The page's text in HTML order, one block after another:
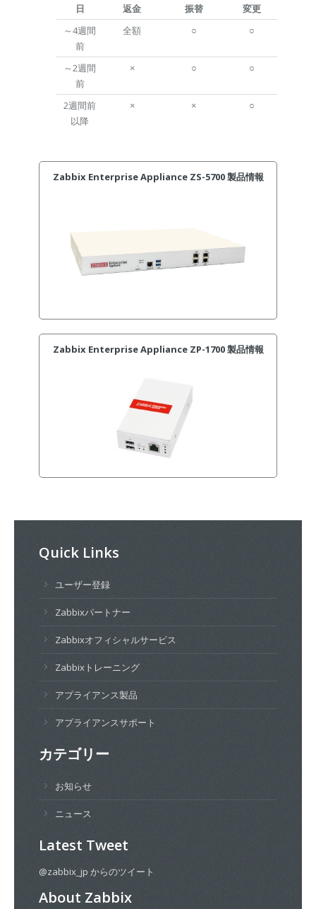
日
返金
振替
変更
～4週間
前
全額 ○ ○
～2週間
前
× ○ ○
2週間前
以降
× × ○
Zabbix Enterprise Appliance ZS-5700 製品情報
Zabbix Enterprise Appliance ZP-1700 製品情報
Quick Links
ユーザー登録
Zabbixパートナー
Zabbixオフィシャルサービス
Zabbixトレーニング
アプライアンス製品
アプライアンスサポート
カテゴリー
お知らせ
ニュース
Latest Tweet
@zabbix_jp からのツイート
About Zabbix